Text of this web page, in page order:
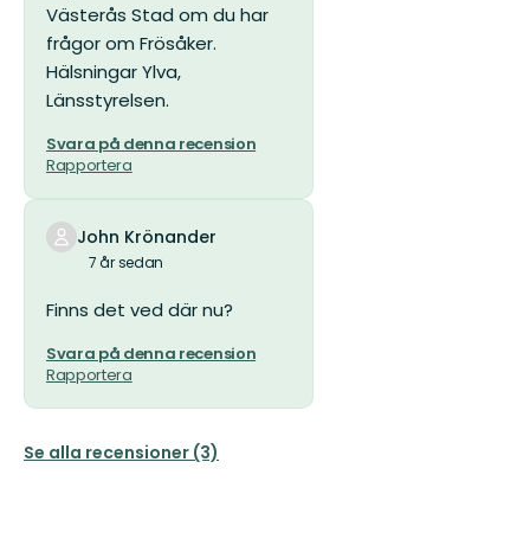
Västerås Stad om du har
frågor om Frösåker.
Hälsningar Ylva,
Länsstyrelsen.
Svara på denna recension
Rapportera
John Krönander
7 år sedan
Finns det ved där nu?
Svara på denna recension
Rapportera
Se alla recensioner (3)